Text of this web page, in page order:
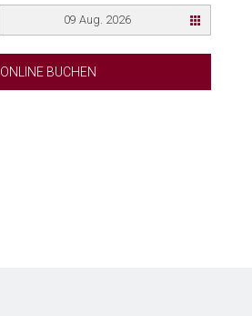
09 Aug. 2026
ONLINE BUCHEN